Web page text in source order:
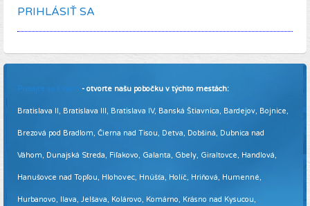
PRIHLÁSIŤ SA
Pridajte sa k nám - otvorte našu pobočku v týchto mestách:
Bratislava II, Bratislava III, Bratislava IV, Banská Štiavnica, Bardejov, Bojnice,
Brezová pod Bradlom, Čierna nad Tisou, Detva, Dobšiná, Dubnica nad
Váhom, Dunajská Streda, Fiľakovo, Galanta, Gbely, Giraltovce, Handlová,
Hanušovce nad Topľou, Hlohovec, Hnúšťa, Holíč, Hriňová, Humenné,
Hurbanovo, Ilava, Jelšava, Kolárovo, Komárno, Krásno nad Kysucou,